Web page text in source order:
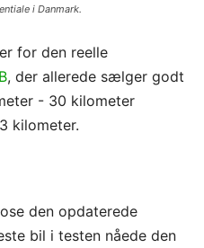
i Danmark.
for den reelle
, der allerede sælger godt
- 30 kilometer
kilometer.
den opdaterede
bil i testen nåede den